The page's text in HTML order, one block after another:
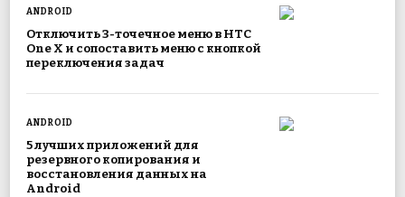
ANDROID
Отключить 3-точечное меню в HTC
One X и сопоставить меню с кнопкой
переключения задач
ANDROID
5 лучших приложений для
резервного копирования и
восстановления данных на
Android